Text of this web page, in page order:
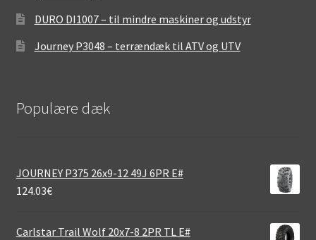
DURO DI1007 – til mindre maskiner og udstyr
Journey P3048 – terrændæk til ATV og UTV
Populære dæk
JOURNEY P375 26x9-12 49J 6PR E#
124.03€
Carlstar Trail Wolf 20x7-8 2PR TL E#